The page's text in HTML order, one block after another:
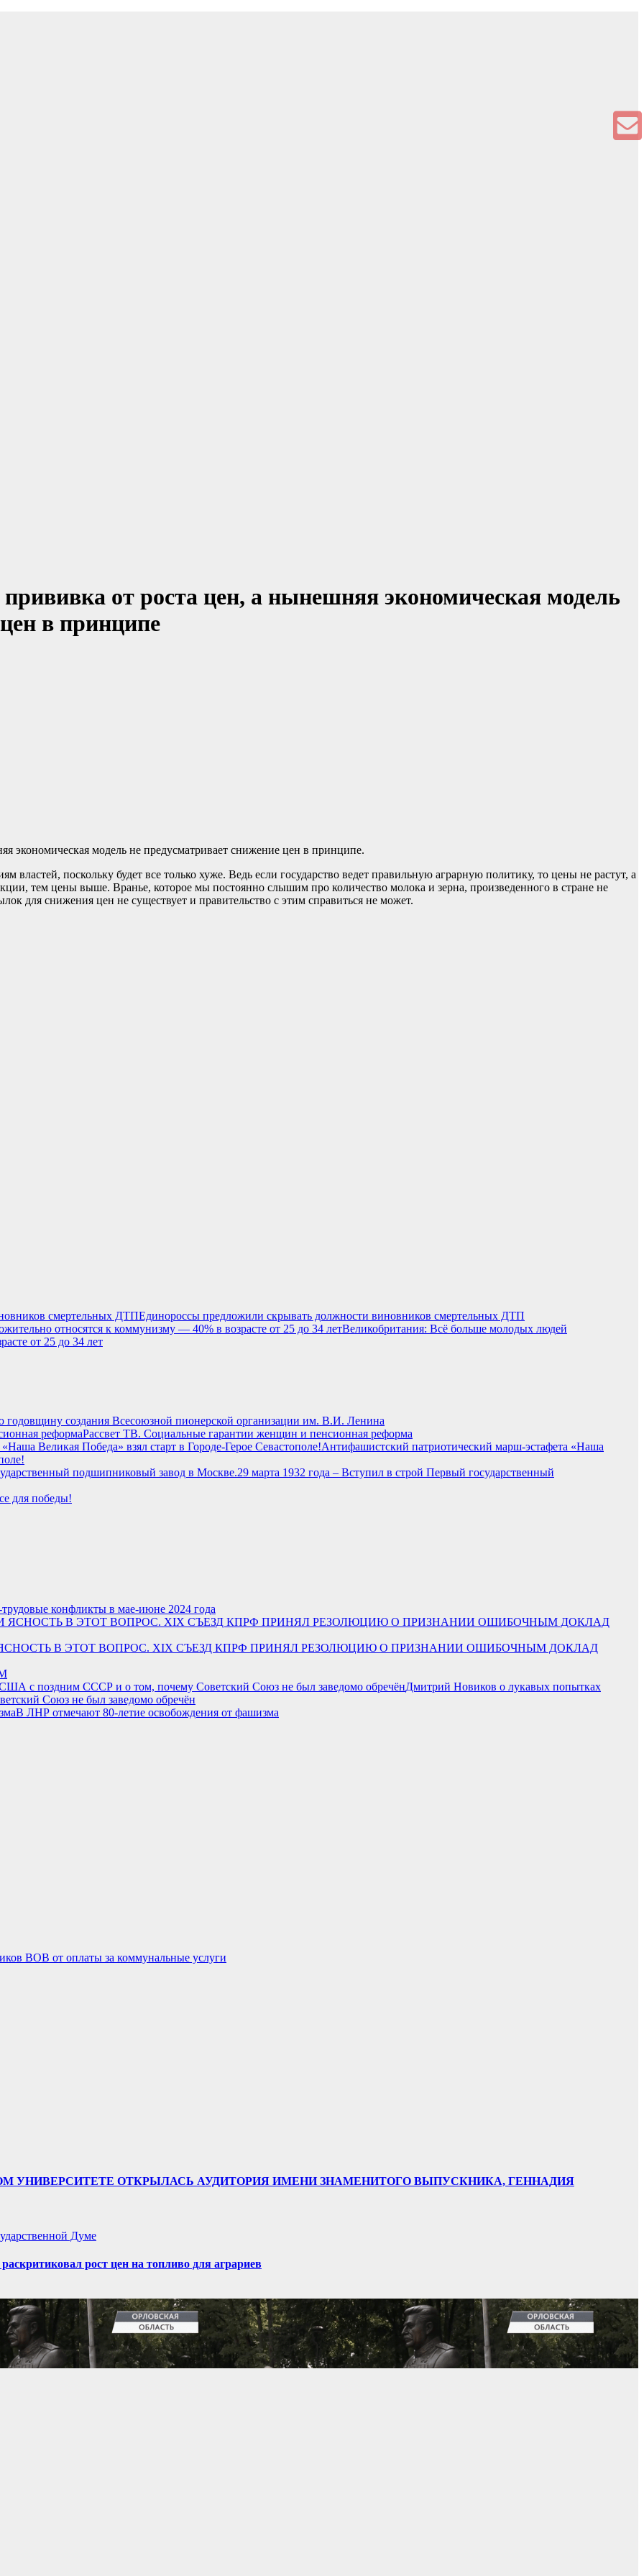
от роста цен, а нынешняя экономическая модель
в принципе
экономическая модель не предусматривает снижение цен в принципе.
поскольку будет все только хуже. Ведь если государство ведет правильную аграрную политику, то цены не растут, а
тем цены выше. Вранье, которое мы постоянно слышим про количество молока и зерна, произведенного в стране не
для снижения цен не существует и правительство с этим справиться не может.
Единороссы предложили скрывать должности виновников смертельных ДТП
Великобритания: Всё больше молодых людей
от 25 до 34 лет
годовщину создания Всесоюзной пионерской организации им. В.И. Ленина
Рассвет ТВ. Социальные гарантии женщин и пенсионная реформа
Антифашистский патриотический марш-эстафета «Наша
29 марта 1932 года – Вступил в строй Первый государственный
для победы!
конфликты в мае-июне 2024 года
ЯСНОСТЬ В ЭТОТ ВОПРОС. XIX СЪЕЗД КПРФ ПРИНЯЛ РЕЗОЛЮЦИЮ О ПРИЗНАНИИ ОШИБОЧНЫМ ДОКЛАД
Дмитрий Новиков о лукавых попытках
Союз не был заведомо обречён
В ЛНР отмечают 80-летие освобождения от фашизма
ВОВ от оплаты за коммунальные услуги
УНИВЕРСИТЕТЕ ОТКРЫЛАСЬ АУДИТОРИЯ ИМЕНИ ЗНАМЕНИТОГО ВЫПУСКНИКА, ГЕННАДИЯ
Думе
рост цен на топливо для аграриев